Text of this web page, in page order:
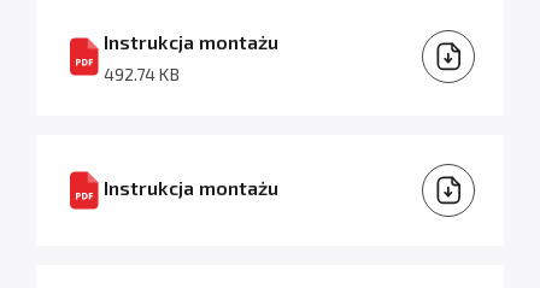
Instrukcja montażu
492.74 KB
Instrukcja montażu